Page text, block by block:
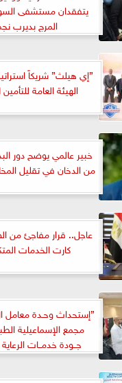
يتفقدان مستشفى
المرج بديرب
”إي هيلث” شريكاً
الهيئة العامة
خبير عالمي يوضح دور
من الدخان في تقليل
عاجل.. قرار مفاجئ من
كارت الخدمات
”إستحداث وحـدة معامل
مجمع الإسماعيلية
جــودة خدمــات